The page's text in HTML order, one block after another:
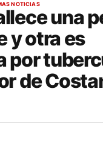
NOTICIAS
una
y otra es
por
de